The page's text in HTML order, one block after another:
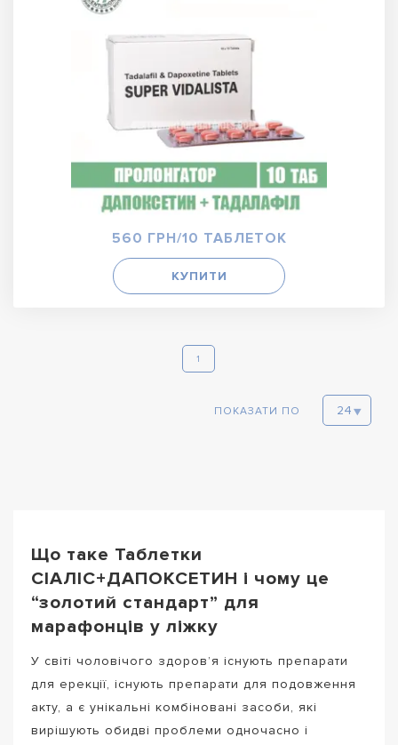
560 ГРН/10 ТАБЛЕТОК
КУПИТИ
1
ПОКАЗАТИ ПО
Що таке Таблетки
СІАЛІС+ДАПОКСЕТИН і чому це
“золотий стандарт” для
марафонців у ліжку
У світі чоловічого здоров’я існують препарати
для ерекції, існують препарати для подовження
акту, а є унікальні комбіновані засоби, які
вирішують обидві проблеми одночасно і